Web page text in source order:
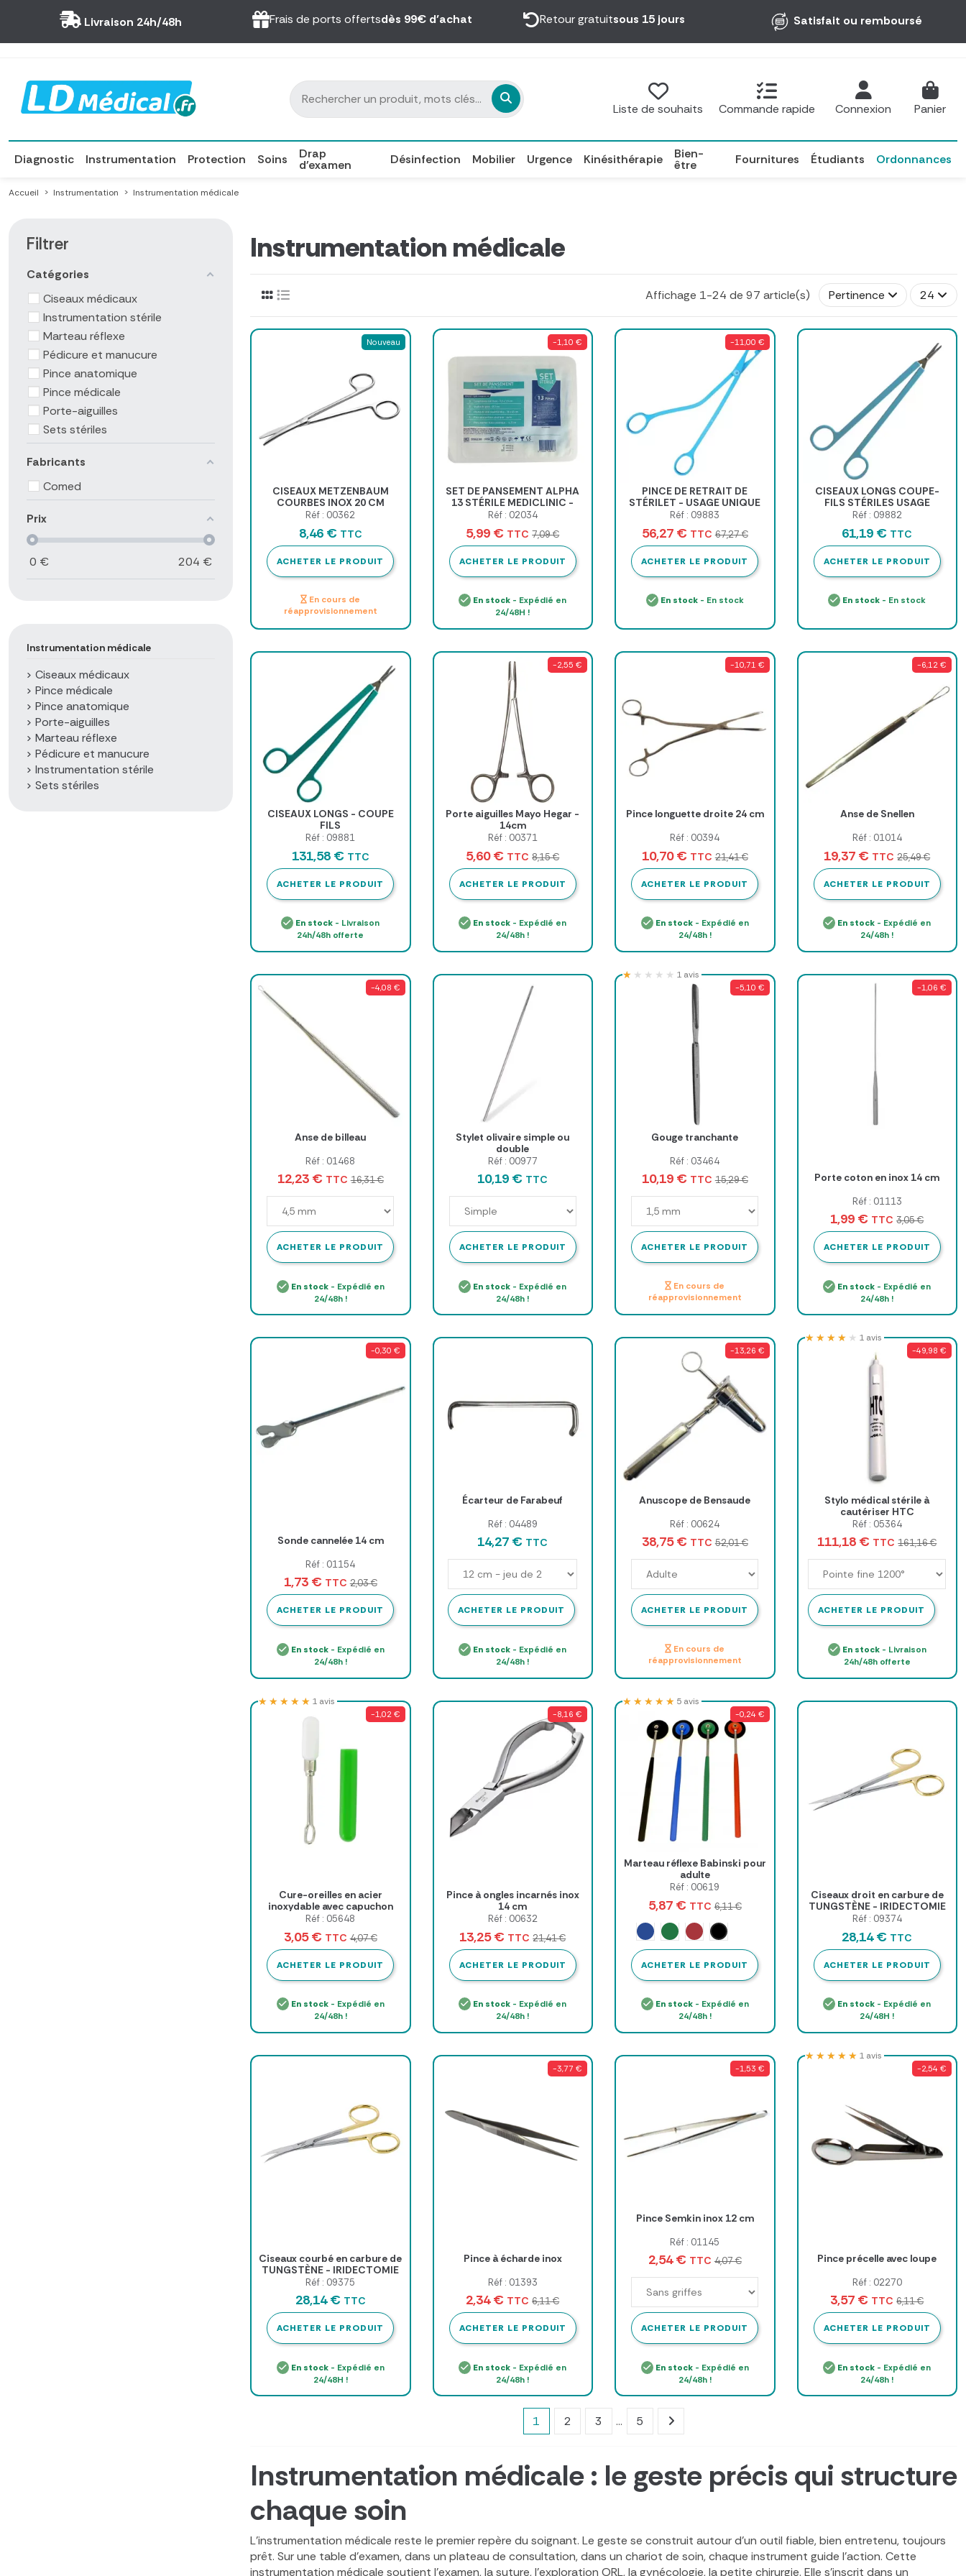
Livraison 24h/48h Frais de ports offertsdès 99€ d’achat Retour gratuitsous 15 jours Satisfait ou remboursé
Liste de souhaits Commande rapide Connexion Panier
Diagnostic Instrumentation Protection Soins Drap
d'examen Désinfection Mobilier Urgence Kinésithérapie Bien-
être Fournitures Étudiants Ordonnances
Accueil Instrumentation Instrumentation médicale
Instrumentation médicale
Affichage 1-24 de 97 article(s) Pertinence 24
Nouveau
CISEAUX METZENBAUM
COURBES INOX 20 CM
MEDICLINIC - unité
Réf : 00362
8,46 € TTC
ACHETER LE PRODUIT
En cours de
réapprovisionnement
-1,10 €
SET DE PANSEMENT ALPHA
13 STÉRILE MEDICLINIC -
boîte de 5 sets
Réf : 02034
5,99 € TTC 7,09 €
ACHETER LE PRODUIT
En stock - Expédié en
24/48H !
-11,00 €
PINCE DE RETRAIT DE
STÉRILET - USAGE UNIQUE
Réf : 09883
56,27 € TTC 67,27 €
ACHETER LE PRODUIT
En stock- En stock
CISEAUX LONGS COUPE-
FILS STÉRILES USAGE
UNIQUE - boîte de 20
Réf : 09882
61,19 € TTC
ACHETER LE PRODUIT
En stock - En stock
CISEAUX LONGS - COUPE
FILS
Réf : 09881
131,58 € TTC
ACHETER LE PRODUIT
En stock - Livraison
24h/48h offerte
-2,55 €
Porte aiguilles Mayo Hegar -
14cm
Réf : 00371
5,60 € TTC 8,15 €
ACHETER LE PRODUIT
En stock - Expédié en
24/48h !
-10,71 €
Pince longuette droite 24 cm
Réf : 00394
10,70 € TTC 21,41 €
ACHETER LE PRODUIT
En stock- Expédié en
24/48h !
-6,12 €
Anse de Snellen
Réf : 01014
19,37 € TTC 25,49 €
ACHETER LE PRODUIT
En stock - Expédié en
24/48h !
-4,08 €
Anse de billeau
Réf : 01468
12,23 € TTC 16,31 €
ACHETER LE PRODUIT
En stock- Expédié en
24/48h !
Stylet olivaire simple ou
double
Réf : 00977
10,19 € TTC
ACHETER LE PRODUIT
En stock - Expédié en
24/48h !
-5,10 €
Gouge tranchante
Réf : 03464
★★★★★
★★★★★ 1 avis
10,19 € TTC 15,29 €
ACHETER LE PRODUIT
En cours de
réapprovisionnement
-1,06 €
Porte coton en inox 14 cm
Réf : 01113
1,99 € TTC 3,05 €
ACHETER LE PRODUIT
En stock - Expédié en
24/48h !
-0,30 €
Sonde cannelée 14 cm
Réf : 01154
1,73 € TTC 2,03 €
ACHETER LE PRODUIT
En stock- Expédié en
24/48h !
Écarteur de Farabeuf
Réf : 04489
14,27 € TTC
ACHETER LE PRODUIT
En stock - Expédié en
24/48h !
-13,26 €
Anuscope de Bensaude
Réf : 00624
38,75 € TTC 52,01 €
ACHETER LE PRODUIT
En cours de
réapprovisionnement
-49,98 €
Stylo médical stérile à
cautériser HTC
Réf : 05364
★★★★★
★★★★★ 1 avis
111,18 € TTC 161,16 €
ACHETER LE PRODUIT
En stock- Livraison
24h/48h offerte
-1,02 €
Cure-oreilles en acier
inoxydable avec capuchon
Réf : 05648
★★★★★
★★★★★ 1 avis
3,05 € TTC 4,07 €
ACHETER LE PRODUIT
En stock- Expédié en
24/48h !
-8,16 €
Pince à ongles incarnés inox
14 cm
Réf : 00632
13,25 € TTC 21,41 €
ACHETER LE PRODUIT
En stock - Expédié en
24/48h !
-0,24 €
Marteau réflexe Babinski pour
adulte
Réf : 00619
★★★★★
★★★★★ 5 avis
5,87 € TTC 6,11 €
Bleu Vert RougeNoir
ACHETER LE PRODUIT
En stock- Expédié en
24/48h !
Ciseaux droit en carbure de
TUNGSTÈNE - IRIDECTOMIE
11 CM
Réf : 09374
28,14 € TTC
ACHETER LE PRODUIT
En stock - Expédié en
24/48H !
Ciseaux courbé en carbure de
TUNGSTÈNE - IRIDECTOMIE
11 CM
Réf : 09375
28,14 € TTC
ACHETER LE PRODUIT
En stock- Expédié en
24/48H !
-3,77 €
Pince à écharde inox
Réf : 01393
2,34 € TTC 6,11 €
ACHETER LE PRODUIT
En stock - Expédié en
24/48h !
-1,53 €
Pince Semkin inox 12 cm
Réf : 01145
2,54 € TTC 4,07 €
ACHETER LE PRODUIT
En stock- Expédié en
24/48h !
-2,54 €
Pince précelle avec loupe
Réf : 02270
★★★★★
★★★★★ 1 avis
3,57 € TTC 6,11 €
ACHETER LE PRODUIT
En stock - Expédié en
24/48h !
1 2 3 … 5
Instrumentation médicale : le geste précis qui structure
chaque soin
L'instrumentation médicale reste le premier repère du soignant. Le geste se construit autour d’un outil fiable, bien entretenu, toujours
prêt. Sur une table d’examen, dans un plateau de consultation, dans un chariot de soin, chaque instrument guide l’action. Cette
instrumentation médicale soutient l’examen, la suture, l’exploration ORL, la gynécologie, la petite chirurgie. Elle s’inscrit dans un
Filtrer
Catégories
Ciseaux médicaux
Instrumentation stérile
Marteau réflexe
Pédicure et manucure
Pince anatomique
Pince médicale
Porte-aiguilles
Sets stériles
Fabricants
Comed
Prix
0 € 204 €
Instrumentation médicale
Ciseaux médicaux
Pince médicale
Pince anatomique
Porte-aiguilles
Marteau réflexe
Pédicure et manucure
Instrumentation stérile
Sets stériles
Panneau de gestion des cookies